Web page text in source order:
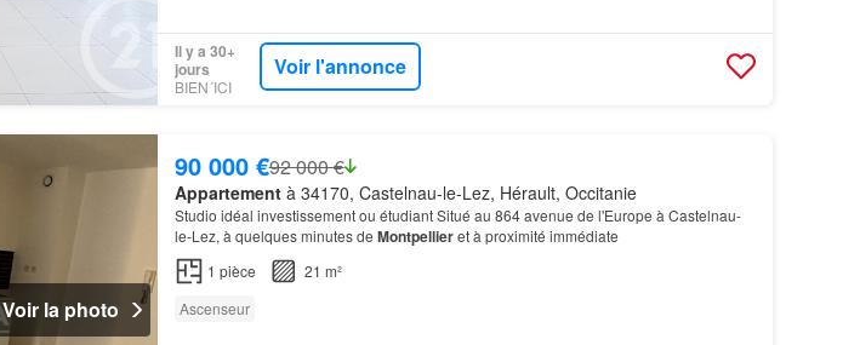
Il y a 30+
jours
BIEN´ICI
Voir l'annonce
Voir la photo
90 000 €92 000 €
Appartementà 34170, Castelnau-le-Lez, Hérault, Occitanie
Studio idéal investissement ou étudiant Situé au 864 avenue de l'Europe à Castelnau-
le-Lez, à quelques minutes de Montpellieret à proximité immédiate
1 pièce
21 m²
Ascenseur